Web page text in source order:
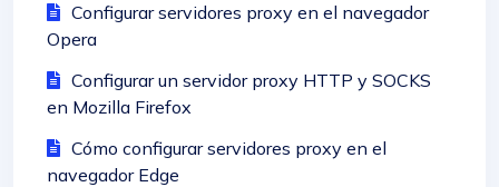
Configurar servidores proxy en el navegador
Opera
Configurar un servidor proxy HTTP y SOCKS
en Mozilla Firefox
Cómo configurar servidores proxy en el
navegador Edge